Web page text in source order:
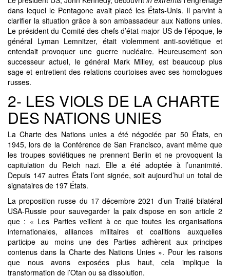
dans lequel le Pentagone avait placé les États-Unis. Il parvint à
clarifier la situation grâce à son ambassadeur aux Nations unies.
Le président du Comité des chefs d’état-major US de l’époque, le
général Lyman Lemnitzer, était violemment anti-soviétique et
entendait provoquer une guerre nucléaire. Heureusement son
successeur actuel, le général Mark Milley, est beaucoup plus
sage et entretient des relations courtoises avec ses homologues
russes.
2- LES VIOLS DE LA CHARTE
DES NATIONS UNIES
La Charte des Nations unies a été négociée par 50 États, en
1945, lors de la Conférence de San Francisco, avant même que
les troupes soviétiques ne prennent Berlin et ne provoquent la
capitulation du Reich nazi. Elle a été adoptée à l’unanimité.
Depuis 147 autres États l’ont signée, soit aujourd’hui un total de
signataires de 197 États.
La proposition russe du 17 décembre 2021 d’un Traité bilatéral
USA-Russie pour sauvegarder la paix dispose en son article 2
que : « Les Parties veillent à ce que toutes les organisations
internationales, alliances militaires et coalitions auxquelles
participe au moins une des Parties adhèrent aux principes
contenus dans la Charte des Nations Unies ». Pour les raisons
que nous avons exposées plus haut, cela implique la
transformation de l’Otan ou sa dissolution.